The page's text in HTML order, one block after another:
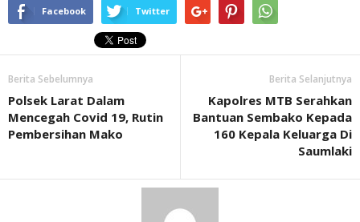
Facebook Twitter
Berita Sebelumnya
Polsek Larat Dalam
Mencegah Covid 19, Rutin
Pembersihan Mako
Berita Selanjutnya
Kapolres MTB Serahkan
Bantuan Sembako Kepada
160 Kepala Keluarga Di
Saumlaki